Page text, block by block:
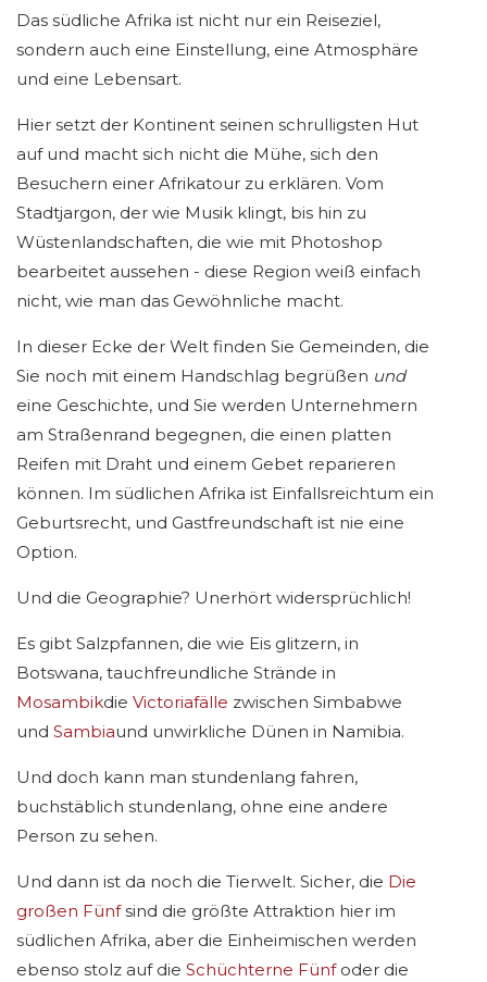
Das südliche Afrika ist nicht nur ein Reiseziel,
sondern auch eine Einstellung, eine Atmosphäre
und eine Lebensart.
Hier setzt der Kontinent seinen schrulligsten Hut
auf und macht sich nicht die Mühe, sich den
Besuchern einer Afrikatour zu erklären. Vom
Stadtjargon, der wie Musik klingt, bis hin zu
Wüstenlandschaften, die wie mit Photoshop
bearbeitet aussehen - diese Region weiß einfach
nicht, wie man das Gewöhnliche macht.
In dieser Ecke der Welt finden Sie Gemeinden, die
Sie noch mit einem Handschlag begrüßen und
eine Geschichte, und Sie werden Unternehmern
am Straßenrand begegnen, die einen platten
Reifen mit Draht und einem Gebet reparieren
können. Im südlichen Afrika ist Einfallsreichtum ein
Geburtsrecht, und Gastfreundschaft ist nie eine
Option.
Und die Geographie? Unerhört widersprüchlich!
Es gibt Salzpfannen, die wie Eis glitzern, in
Botswana, tauchfreundliche Strände in
Mosambikdie Victoriafälle zwischen Simbabwe
und Sambiaund unwirkliche Dünen in Namibia.
Und doch kann man stundenlang fahren,
buchstäblich stundenlang, ohne eine andere
Person zu sehen.
Und dann ist da noch die Tierwelt. Sicher, die Die
großen Fünfsind die größte Attraktion hier im
südlichen Afrika, aber die Einheimischen werden
ebenso stolz auf die Schüchterne Fünfoder die